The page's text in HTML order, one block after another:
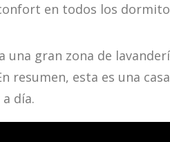
en todos los
gran zona de
resumen, esta es una
día.